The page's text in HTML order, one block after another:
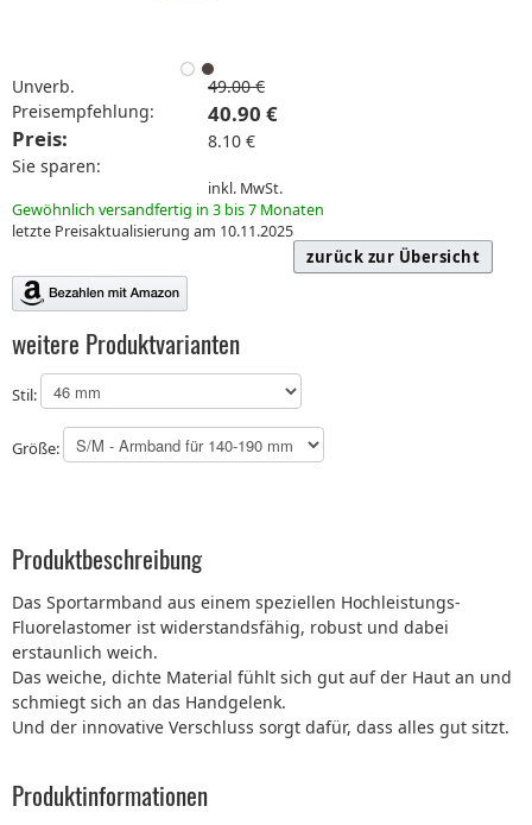
Unverb.
Preisempfehlung:
49.00 €
Preis:
40.90 €
Sie sparen:
8.10 €
inkl. MwSt.
Gewöhnlich versandfertig in 3 bis 7 Monaten
letzte Preisaktualisierung am 10.11.2025
zurück zur Übersicht
weitere Produktvarianten
Stil:
Größe:
Produktbeschreibung
Das Sportarmband aus einem speziellen Hochleistungs-
Fluorelastomer ist widerstandsfähig, robust und dabei
erstaunlich weich.
Das weiche, dichte Material fühlt sich gut auf der Haut an und
schmiegt sich an das Handgelenk.
Und der innovative Verschluss sorgt dafür, dass alles gut sitzt.
Produktinformationen